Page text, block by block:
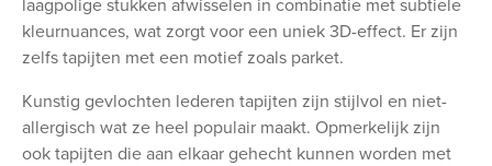
laagpolige stukken afwisselen in combinatie met subtiele
kleurnuances, wat zorgt voor een uniek 3D-effect. Er zijn
zelfs tapijten met een motief zoals parket.
Kunstig gevlochten lederen tapijten zijn stijlvol en niet-
allergisch wat ze heel populair maakt. Opmerkelijk zijn
ook tapijten die aan elkaar gehecht kunnen worden met